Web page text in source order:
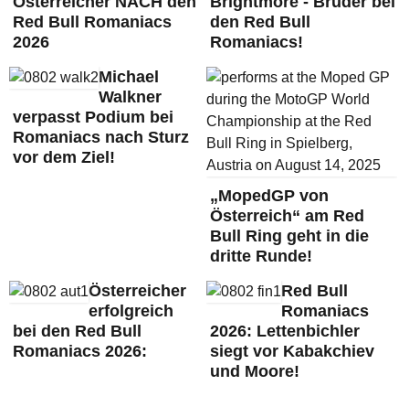
Red Bull Romaniacs
2026
den Red Bull
Romaniacs!
Michael
Walkner
verpasst Podium bei
Romaniacs nach Sturz
vor dem Ziel!
„MopedGP von
Österreich“ am Red
Bull Ring geht in die
dritte Runde!
Österreicher
erfolgreich
bei den Red Bull
Romaniacs 2026:
Red Bull
Romaniacs
2026: Lettenbichler
siegt vor Kabakchiev
und Moore!